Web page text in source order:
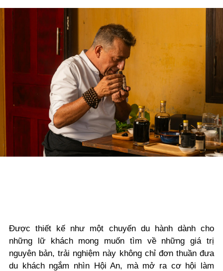
Được thiết kế như một chuyến du hành dành cho
những lữ khách mong muốn tìm về những giá trị
nguyên bản, trải nghiệm này không chỉ đơn thuần đưa
du khách ngắm nhìn Hội An, mà mở ra cơ hội làm